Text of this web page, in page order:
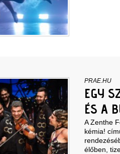
PRAE.HU
EGY
ÉS A
A Zenthe
kémia!
élőben,